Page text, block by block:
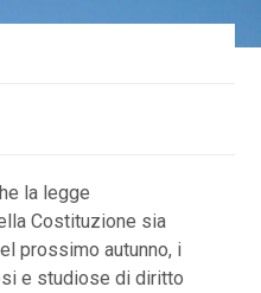
la legge
Costituzione sia
prossimo autunno, i
e studiose di diritto